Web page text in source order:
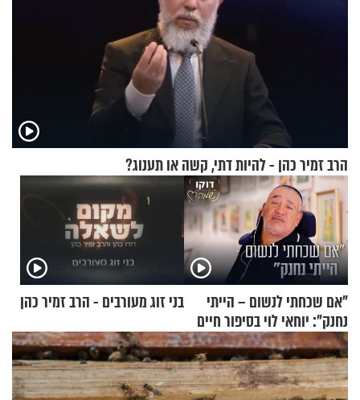
הרב זמיר כהן - להיות דתי, קשה או תענוג?
"אם שכחתי לנשום – הייתי
נחנק": יוחאי לוי בסיפור חיים
מעורר השראה
בני זוג מעורבים - הרב זמיר כהן